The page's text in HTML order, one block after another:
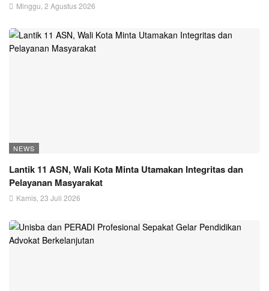
Minggu, 2 Agustus 2026
NEWS
Lantik 11 ASN, Wali Kota Minta Utamakan Integritas dan
Pelayanan Masyarakat
Kamis, 23 Juli 2026